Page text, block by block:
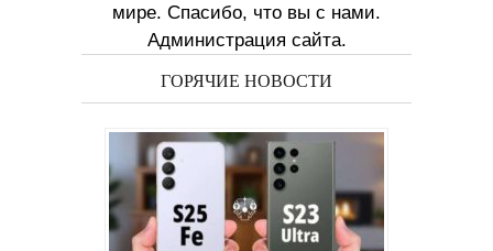
мире. Спасибо, что вы с нами.
Администрация сайта.
ГОРЯЧИЕ НОВОСТИ